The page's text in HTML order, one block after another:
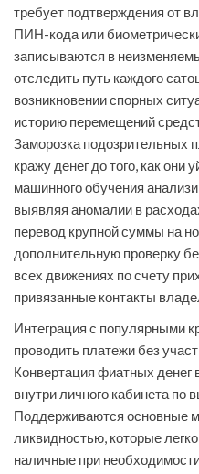
требует подтверждения от
ПИН-кода или
записываются в
отследить путь каждого
возникновении спорных
историю перемещений
Заморозка подозрительных
кражу денег до того, как
машинного обучения
выявляя аномалии в
перевод крупной суммы на
дополнительную проверку
всех движениях по счету
привязанные контакты
Интеграция с популярными
проводить платежи без
Конвертация фиатных
внутри личного кабинета по
Поддерживаются основные
ликвидностью, которые
наличные при